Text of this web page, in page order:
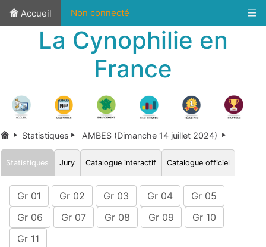
Accueil Non connecté
La Cynophilie en
France
Statistiques AMBES (Dimanche 14 juillet 2024)
Statistiques Jury Catalogue interactif Catalogue officiel
Gr 01 Gr 02 Gr 03 Gr 04
Gr 05
Gr 06
Gr 07 Gr 08 Gr 09
Gr 10
Gr 11